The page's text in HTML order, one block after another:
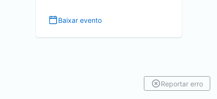
Baixar evento
Reportar erro